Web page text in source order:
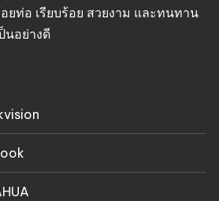
ท่อ เรียบร้อย สวยงาม และทนทาน
นอย่างดี